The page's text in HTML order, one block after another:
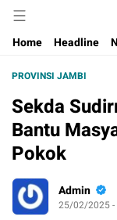
Home
Headline
PROVINSI JAMBI
Sekda
Bantu
Pokok
Admin
25/02/2025 -